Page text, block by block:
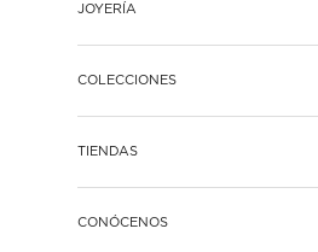
JOYERÍA
COLECCIONES
TIENDAS
CONÓCENOS